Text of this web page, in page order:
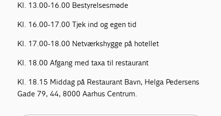
Kl. 13.00-16.00 Bestyrelsesmøde
Kl. 16.00-17.00 Tjek ind og egen tid
Kl. 17.00-18.00 Netværkshygge på hotellet
Kl. 18.00 Afgang med taxa til restaurant
Kl. 18.15 Middag på Restaurant Bavn, Helga Pedersens
Gade 79, 44, 8000 Aarhus Centrum.